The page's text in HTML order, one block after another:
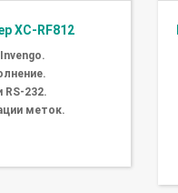
XC-RF812
232.
меток.